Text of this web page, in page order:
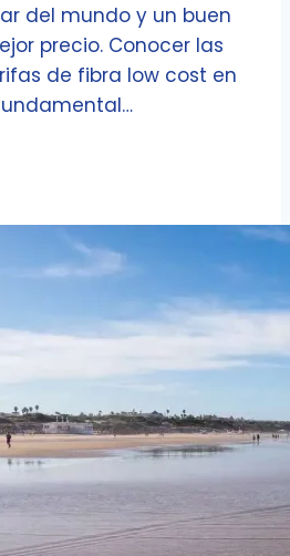
del mundo y un buen
precio. Conocer las
de fibra low cost en